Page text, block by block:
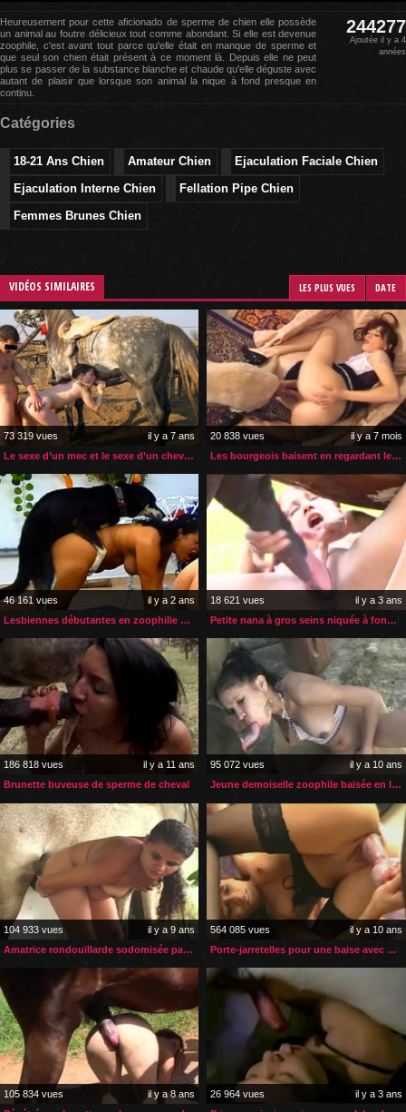
Heureusement pour cette aficionado de sperme de chien elle possède
un animal au foutre délicieux tout comme abondant. Si elle est devenue
zoophile, c'est avant tout parce qu'elle était en manque de sperme et
que seul son chien était présent à ce moment là. Depuis elle ne peut
plus se passer de la substance blanche et chaude qu'elle déguste avec
autant de plaisir que lorsque son animal la nique à fond presque en
continu.
244277
Ajoutée il y a 4
années
Catégories
18-21 Ans Chien Amateur Chien
Ejaculation Faciale Chien
Ejaculation Interne Chien
Fellation Pipe Chien
Femmes Brunes Chien
VIDÉOS SIMILAIRES LES PLUS VUES DATE
73 319 vues
il y a 7 ans
Le sexe d’un mec et le sexe d’un cheval pour cette petite nana
20 838 vues
il y a 7 mois
Les bourgeois baisent en regardant leur soubrette zoophile
46 161 vues
il y a 2 ans
Lesbiennes débutantes en zoophilie enculées par un chien
18 621 vues
il y a 3 ans
Petite nana à gros seins niquée à fond par son cheval
186 818 vues
il y a 11 ans
Brunette buveuse de sperme de cheval
95 072 vues
il y a 10 ans
Jeune demoiselle zoophile baisée en levrette
104 933 vues
il y a 9 ans
Amatrice rondouillarde sodomisée par un cheval
564 085 vues
il y a 10 ans
Porte-jarretelles pour une baise avec son chien
105 834 vues
il y a 8 ans
26 964 vues
il y a 3 ans